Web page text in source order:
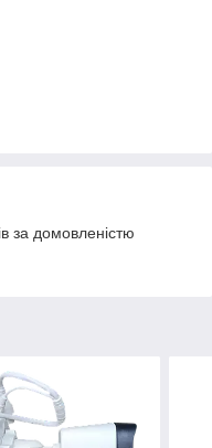
за домовленістю